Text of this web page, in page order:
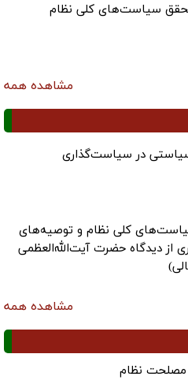
تحقق سیاست‌های کلی نظام
مشاهده همه
در سیاست‌گذاری
کلی نظام و توصیه‌های
از دیدگاه حضرت آیت‌الله‌العظمی
مشاهده همه
نظام